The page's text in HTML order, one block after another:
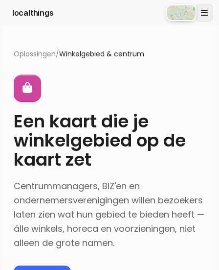
localthings
Atlas
Oplossingen/Winkelgebied & centrum
Een kaart die je
winkelgebied op de
kaart zet
Centrummanagers, BIZ'en en
ondernemersverenigingen willen bezoekers
laten zien wat hun gebied te bieden heeft —
álle winkels, horeca en voorzieningen, niet
alleen de grote namen.